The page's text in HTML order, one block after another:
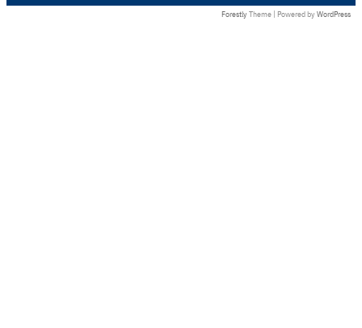
Forestly Theme | Powered by WordPress